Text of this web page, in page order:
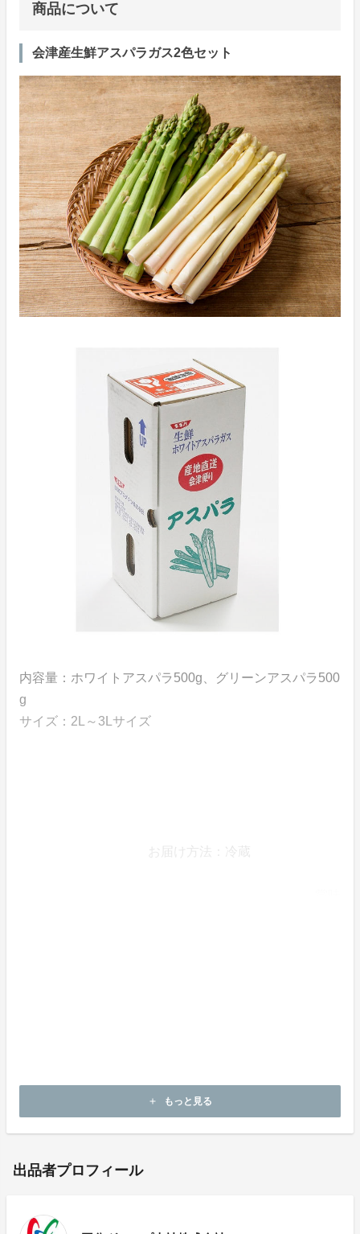
商品について
会津産生鮮アスパラガス2色セット
内容量：ホワイトアスパラ500g、グリーンアスパラ500
g
サイズ：2L～3Lサイズ
お届け方法：冷蔵
add もっと見る
出品者プロフィール